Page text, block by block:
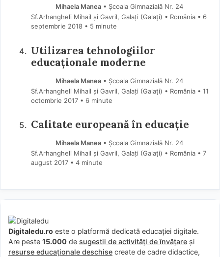
Mihaela Manea• Școala Gimnazială Nr. 24
Sf.Arhangheli Mihail și Gavril, Galați (Galaţi) • România
6
septembrie 2018 • 5 minute
Utilizarea tehnologiilor
educaționale moderne
Mihaela Manea• Școala Gimnazială Nr. 24
Sf.Arhangheli Mihail și Gavril, Galați (Galaţi) • România
11
octombrie 2017 • 6 minute
Calitate europeană în educație
Mihaela Manea• Școala Gimnazială Nr. 24
Sf.Arhangheli Mihail și Gavril, Galați (Galați) • România
7
august 2017 • 4 minute
Digitaledu.ro este o platformă dedicată educației digitale.
Are peste 15.000 de sugestii de activități de învățare și
resurse educaționale deschise create de cadre didactice,